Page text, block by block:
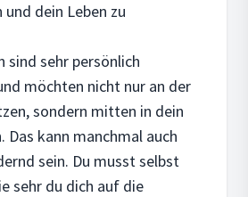
und dein Leben zu
sind sehr persönlich
möchten nicht nur an der
sondern mitten in dein
Das kann manchmal auch
sein. Du musst selbst
sehr du dich auf die